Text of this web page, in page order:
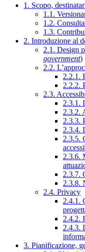
1. Scopo,
1.1.
1.2.
1.3.
2. Introduzione al
2.1. Design
government)
2.2.
2.2.1.
2.2.2.
2.3.
2.3.1.
2.3.2.
2.3.3.
2.3.4.
2.3.5.
2.3.6.
2.3.7.
2.3.8.
2.4. Privacy
2.4.1.
2.4.2.
2.4.3.
3. Pianificazione,